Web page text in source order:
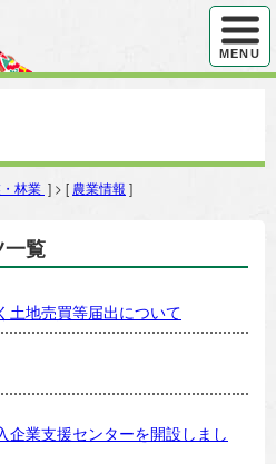
ハンバ
MENU
林業 ] > [ 農業情報 ]
一覧
土地売買等届出について
企業支援センターを開設しまし